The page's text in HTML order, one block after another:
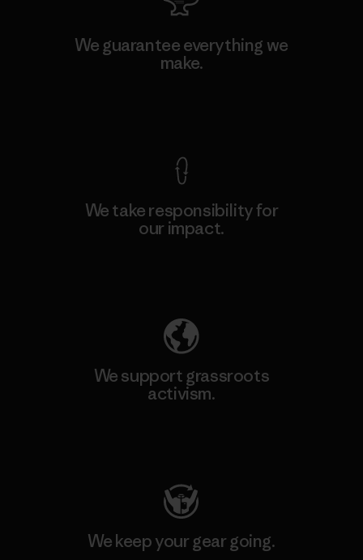
We guarantee everything we
make.
We take responsibility for
our impact.
We support grassroots
activism.
We keep your gear going.